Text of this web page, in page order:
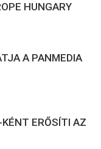
HUNGARY
A PANMEDIA
ERŐSÍTI AZ